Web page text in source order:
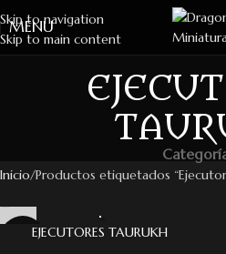
Skip to navigation
Skip to main content
MENU
Inicio Productos etiquetados
EJECUTORES TAURUKH